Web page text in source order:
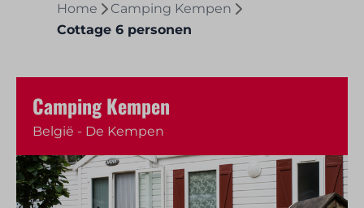
Home
Camping Kempen
Cottage 6 personen
Camping Kempen
België - De Kempen